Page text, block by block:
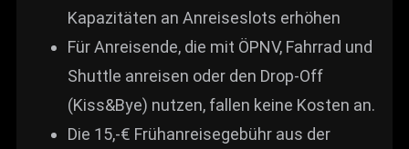
Kapazitäten an Anreiseslots erhöhen
Für Anreisende, die mit ÖPNV, Fahrrad und
Shuttle anreisen oder den Drop-Off
(Kiss&Bye) nutzen, fallen keine Kosten an.
Die 15,-€ Frühanreisegebühr aus der